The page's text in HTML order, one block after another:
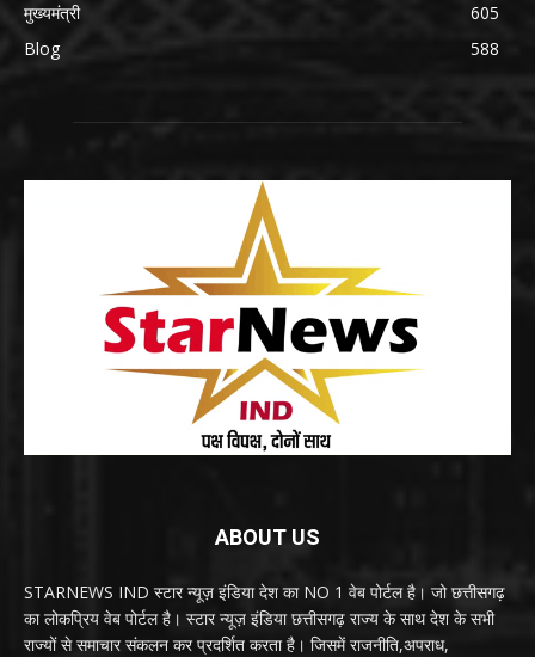
मुख्यमंत्री
605
Blog
588
ABOUT US
STARNEWS IND स्टार न्यूज़ इंडिया देश का NO 1 वेब पोर्टल है। जो छत्तीसगढ़
का लोकप्रिय वेब पोर्टल है। स्टार न्यूज़ इंडिया छत्तीसगढ़ राज्य के साथ देश के सभी
राज्यों से समाचार संकलन कर प्रदर्शित करता है। जिसमें राजनीति,अपराध,